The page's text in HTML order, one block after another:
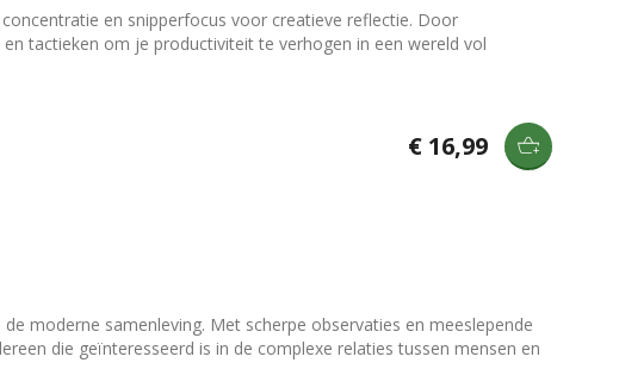
en snipperfocus voor creatieve reflectie. Door
tactieken om je productiviteit te verhogen in een wereld vol
€ 16,99
moderne samenleving. Met scherpe observaties en meeslepende
die geïnteresseerd is in de complexe relaties tussen mensen en